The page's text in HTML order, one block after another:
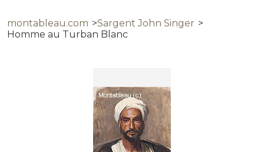
montableau.com
Sargent John Singer
Homme au Turban Blanc